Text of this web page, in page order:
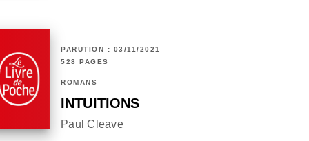
PARUTION : 03/11/2021
528 PAGES
ROMANS
INTUITIONS
Paul Cleave